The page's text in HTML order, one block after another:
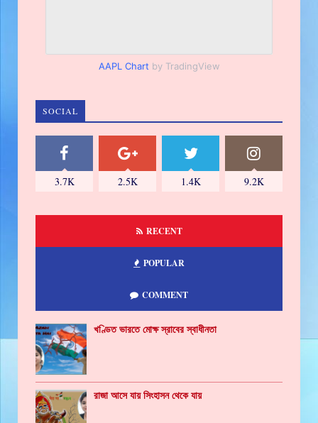
AAPL Chart by TradingView
SOCIAL
3.7K 2.5K 1.4K 9.2K
RECENT
POPULAR
COMMENT
খণ্ডিত ভারতে মোক্ষ স্রাবের স্বাধীনতা
রাজা আসে যায় সিংহাসন থেকে যায়